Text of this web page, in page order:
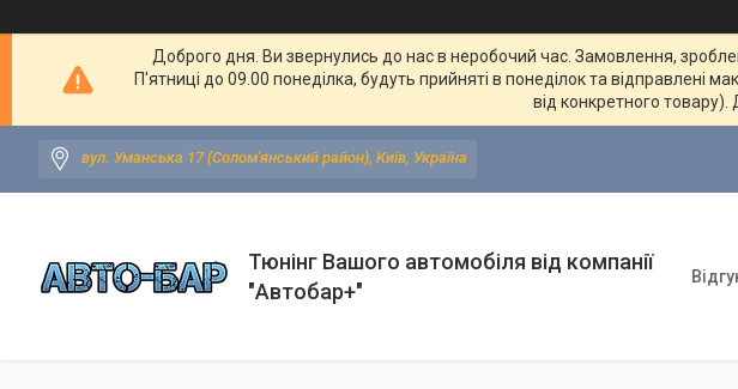
Доброго дня. Ви звернулись до нас в неробочий час. Замовлення,
П'ятниці до 09.00 понеділка, будуть прийняті в понеділок та відправлені
від конкретного товару).
вул. Уманська 17 (Солом'янський район), Київ, Україна
Тюнінг Вашого автомобіля від компанії
"Автобар+"